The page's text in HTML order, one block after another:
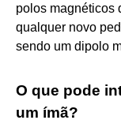
polos magnéticos
qualquer novo
sendo um dipolo
O que pode
um ímã?